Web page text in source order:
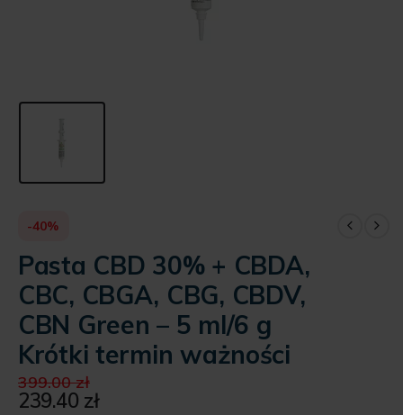
-40%
Pasta CBD 30% + CBDA,
CBC, CBGA, CBG, CBDV,
CBN Green – 5 ml/6 g
Krótki termin ważności
399.00zł
cena
239.40 zł